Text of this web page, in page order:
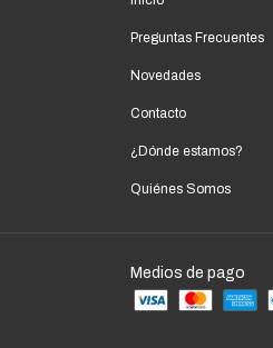
Preguntas Frecuentes
Novedades
Contacto
¿Dónde estamos?
Quiénes Somos
Medios de pago